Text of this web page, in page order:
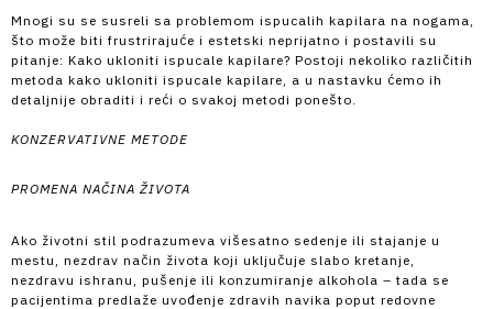
Mnogi su se susreli sa problemom ispucalih kapilara na nogama,
što može biti frustrirajuće i estetski neprijatno i postavili su
pitanje: Kako ukloniti ispucale kapilare? Postoji nekoliko različitih
metoda kako ukloniti ispucale kapilare, a u nastavku ćemo ih
detaljnije obraditi i reći o svakoj metodi ponešto.
KONZERVATIVNE METODE
PROMENA NAČINA ŽIVOTA
Ako životni stil podrazumeva višesatno sedenje ili stajanje u
mestu, nezdrav način života koji uključuje slabo kretanje,
nezdravu ishranu, pušenje ili konzumiranje alkohola – tada se
pacijentima predlaže uvođenje zdravih navika poput redovne